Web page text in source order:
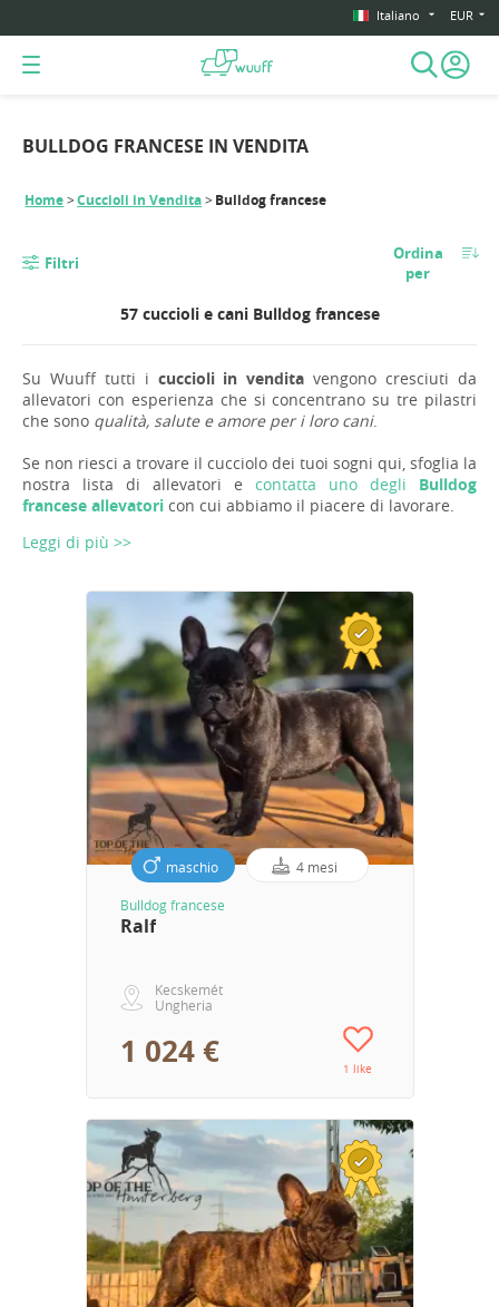
Italiano EUR
BULLDOG FRANCESE IN VENDITA
Home Cuccioli in Vendita Bulldog francese
Filtri
Ordina
per
57 cuccioli e cani Bulldog francese
Su Wuuff tutti i cuccioli in vendita vengono cresciuti da
allevatori con esperienza che si concentrano su tre pilastri
che sono qualità, salute e amore per i loro cani.
Se non riesci a trovare il cucciolo dei tuoi sogni qui, sfoglia la
nostra lista di allevatori e contatta uno degli Bulldog
francese allevatori con cui abbiamo il piacere di lavorare.
Leggi di più >>
maschio 4 mesi
Bulldog francese
Ralf
Kecskemét
Ungheria
1 024 € 1 like